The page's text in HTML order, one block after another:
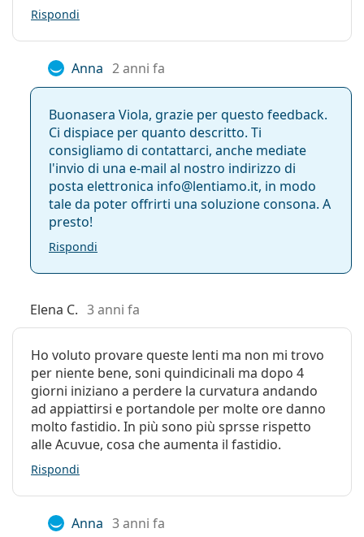
Rispondi
Anna 2 anni fa
Buonasera Viola, grazie per questo feedback.
Ci dispiace per quanto descritto. Ti
consigliamo di contattarci, anche mediate
l'invio di una e-mail al nostro indirizzo di
posta elettronica info@lentiamo.it, in modo
tale da poter offrirti una soluzione consona. A
presto!
Rispondi
Elena C. 3 anni fa
Ho voluto provare queste lenti ma non mi trovo
per niente bene, soni quindicinali ma dopo 4
giorni iniziano a perdere la curvatura andando
ad appiattirsi e portandole per molte ore danno
molto fastidio. In più sono più sprsse rispetto
alle Acuvue, cosa che aumenta il fastidio.
Rispondi
Anna 3 anni fa